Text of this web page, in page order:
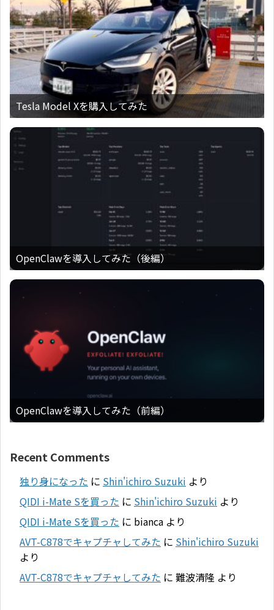
Tesla Model Xを購入してみた
OpenClawを導入してみた（後編）
OpenClawを導入してみた（前編）
Recent Comments
独り身になった に Shin'ichiro Suzuki より
QIDI i-Mate Sを買った に Shin'ichiro Suzuki より
QIDI i-Mate Sを買った に bianca より
AVT-C878でキャプチャしてみた に Shin'ichiro Suzuki
より
AVT-C878でキャプチャしてみた に 難波清隆 より